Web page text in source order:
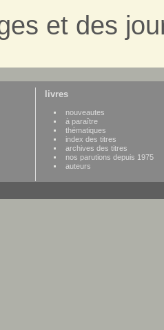
et des
livres
nouveautes
à paraître
thématiques
index des titres
archives des titres
nos parutions depuis 1975
auteurs